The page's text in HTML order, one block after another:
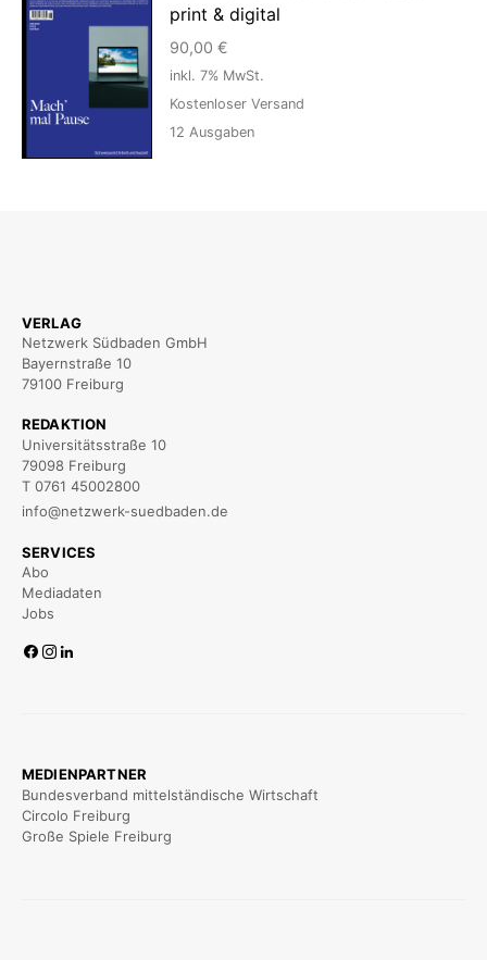
print & digital
90,00 €
inkl. 7% MwSt.
Kostenloser Versand
12 Ausgaben
VERLAG
Netzwerk Südbaden GmbH
Bayernstraße 10
79100 Freiburg
REDAKTION
Universitätsstraße 10
79098 Freiburg
T 0761 45002800
info@netzwerk-suedbaden.de
SERVICES
Abo
Mediadaten
Jobs
MEDIENPARTNER
Bundesverband mittelständische Wirtschaft
Circolo Freiburg
Große Spiele Freiburg